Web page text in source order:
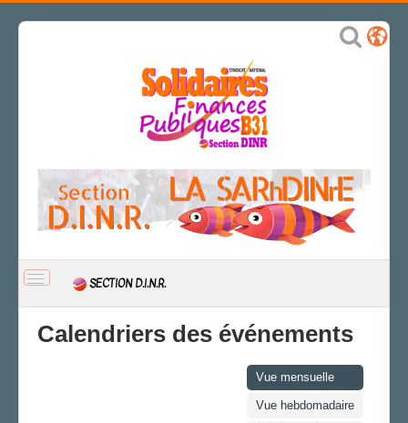
BASCULER
NAVIGATION
SECTION D.I.N.R.
Calendriers des événements
Vue mensuelle
Vue hebdomadaire